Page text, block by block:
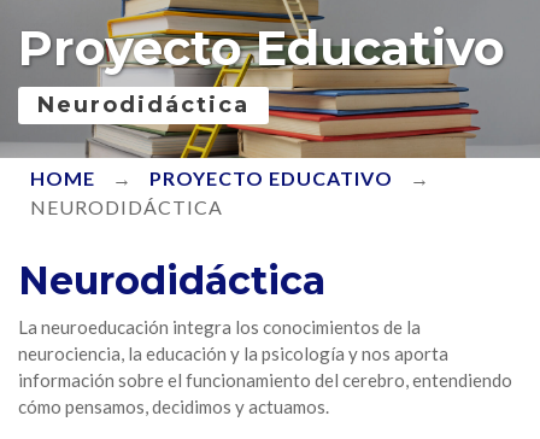
Proyecto Educativo
Neurodidáctica
HOME → PROYECTO EDUCATIVO
→
NEURODIDÁCTICA
Neurodidáctica
La neuroeducación integra los conocimientos de la
neurociencia, la educación y la psicología y nos aporta
información sobre el funcionamiento del cerebro, entendiendo
cómo pensamos, decidimos y actuamos.